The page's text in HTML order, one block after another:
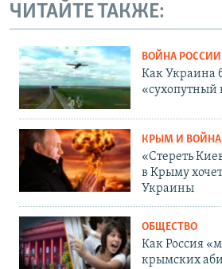
ЧИТАЙТЕ ТАКЖЕ:
ВОЙНА
Как Украина
КРЫМ И ВОЙНА
«Стереть
в Крыму
Украины
ОБЩЕСТВО
Как Россия
крымских